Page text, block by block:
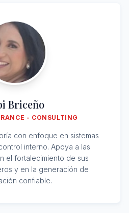
Briceño
- CONSULTING
con enfoque en sistemas
interno. Apoya a las
el fortalecimiento de sus
y en la generación de
confiable.